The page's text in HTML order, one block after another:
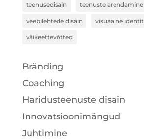
teenusedisain teenuste arendamine
veebilehtede disain visuaalne
väikeettevõtted
Bränding
Coaching
Haridusteenuste disain
Innovatsioonimängud
Juhtimine